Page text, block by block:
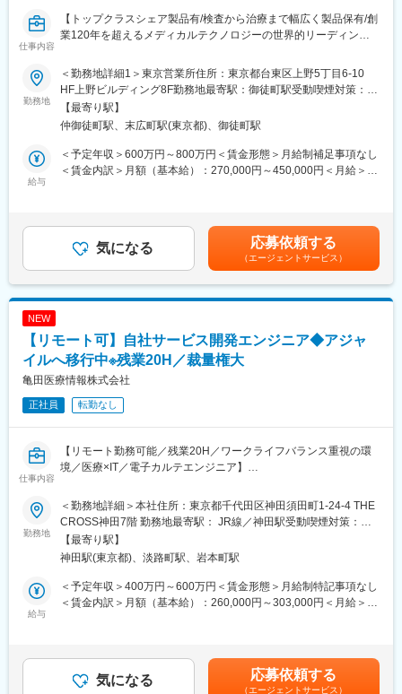
・医局説明会の企画運営とプレゼン
・顧客フォローと販売・契約業務
※営業担当には営業車が各自1台割り当てられ、原則は自宅から営
業先へ直行直帰のスタイルです。
■休暇
長期休暇にも寛容であり、今年のGWは、30日・１日も休業日と
し、長期休暇を会社として設定されておりました。
■同社の特色：
１、民間のシンクタンクの調査では、整形外科向けセラミックス
２、入社と同時に有給休暇を比例付与。社員の産休育休取得率お
がいを感じられます。
４、社内は社長、副社長問わず「さん」付けで呼び合う風通しの
良い風土があり、これまでの新卒社員の定着率は9割超と勤務しや
５、開発・製造～販売まで全て自社にて一気通貫で行っていま
す。
変更の範囲：会社の定める業務
仕事内容
【トップクラスシェア製品有/検査から治療まで幅広く製品保有/創
業120年を超えるメディカルテクノロジーの世界的リーディング
当社はライフサイエンス分野における検査機器製品、医療機器等
を展開しているグローバル企業です。今回は当社製品のセールス
を担当いただける方を募集しています。
※ご経験、希望に応じて選考部署・エリアをご提案させていただき
ます。
これまでのご経験やご希望に合わせてご紹介いたします。
≪配属部門一例≫
・アドバンスド ペイシェント モニタリング（血行動態モニタリン
・オンコロジー営業部
■職務詳細
ります。
・医療従事者へのトレーニングなど
■同社の魅力
・当社の診断機器は適切な治療をする上で非常に重要で、高いシ
ェアも持っているなど、医療現場のお客様から高く評価されてい
ます。検査だけに留まらず、臨床医へのフィードバックまで一貫
成率だけでなく、会社として定めている注力製品に対してのイン
センティブなどもあります。
クホルダーを意識して社内のリソースを活用しながら進めていく
ことが可能です。
勤務地
＜勤務地詳細1＞東京営業所住所：東京都台東区上野5丁目6-10
HF上野ビルディング8F勤務地最寄駅：御徒町駅受動喫煙対策：屋
内全面禁煙＜勤務地詳細2＞全国各地住所：全国 ※ご希望の勤務地
で応相談（出張ベースでの勤務）受動喫煙対策：屋内全面禁煙変
【最寄り駅】
仲御徒町駅、末広町駅(東京都)、御徒町駅
給与
＜予定年収＞600万円～800万円＜賃金形態＞月給制補足事項なし
＜賃金内訳＞月額（基本給）：270,000円～450,000円＜月給＞
ます。賃金はあくまでも目安の金額であり、選考を通じて上下す
る可能性があります。月給(月額)は固定手当を含めた表記です。
気になる 応募依頼する
（エージェントサービス）
NEW
【リモート可】自社サービス開発エンジニア◆アジャ
イルへ移行中※残業20H／裁量権大
亀田医療情報株式会社
正社員 転勤なし
仕事内容
【リモート勤務可能／残業20H／ワークライフバランス重視の環
境／医療×IT／電子カルテエンジニア】
■業務概要：
当社メインプロダクトである電子カルテシステムのクラウド版の
提供がスタートし、クリニックや病院などの医療施設に導入が進
んでいます。本ポジションでは自社電子カルテシステムの開発エ
ンジニアを募集しています。
■業務詳細：
Azureを始めクラウド基盤を活用するSaaS・WebAPIの開発に携
わっていただきます。
勤務地
＜勤務地詳細＞本社住所：東京都千代田区神田須田町1-24-4 THE
CROSS神田7階 勤務地最寄駅： JR線／神田駅受動喫煙対策：屋
内全面禁煙変更の範囲：会社の定める事業所（リモートワーク含
む）
【最寄り駅】
神田駅(東京都)、淡路町駅、岩本町駅
給与
＜予定年収＞400万円～600万円＜賃金形態＞月給制特記事項なし
＜賃金内訳＞月額（基本給）：260,000円～303,000円＜月給＞
収32歳：500万円43歳：680万円（管理職）賃金はあくまでも目
安の金額であり、選考を通じて上下する可能性があります。月給
気になる 応募依頼する
（エージェントサービス）